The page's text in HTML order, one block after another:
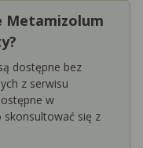
Metamizolum
dostępne bez
z serwisu
w
skonsultować się z